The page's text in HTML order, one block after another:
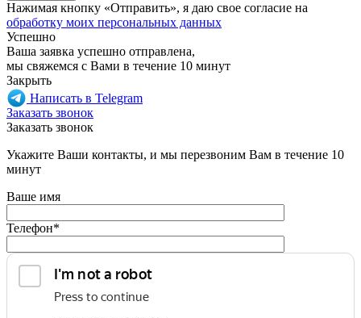
Нажимая кнопку «Отправить», я даю свое согласие на
обработку моих персональных данных
Успешно
Ваша заявка успешно отправлена,
мы свяжемся с Вами в течение 10 минут
Закрыть
Написать в Telegram
Заказать звонок
Заказать звонок
Укажите Ваши контакты, и мы перезвоним Вам в течение 10
минут
Ваше имя
Телефон*